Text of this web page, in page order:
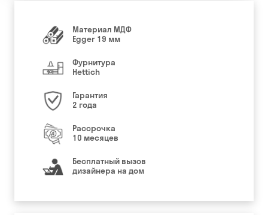
Материал МДФ
Egger 19 мм
Фурнитура
Hettich
Гарантия
2 года
Рассрочка
10 месяцев
Бесплатный вызов
дизайнера на дом